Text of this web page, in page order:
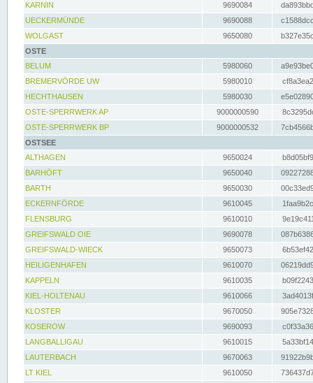
KARNIN
9690084
UECKERMÜNDE
9690088
WOLGAST
9650080
OSTE
BELUM
5980060
BREMERVÖRDE UW
5980010
HECHTHAUSEN
5980030
OSTE-SPERRWERK AP
9000000590
OSTE-SPERRWERK BP
9000000532
OSTSEE
ALTHAGEN
9650024
BARHÖFT
9650040
BARTH
9650030
ECKERNFÖRDE
9610045
FLENSBURG
9610010
GREIFSWALD OIE
9690078
GREIFSWALD-WIECK
9650073
HEILIGENHAFEN
9610070
KAPPELN
9610035
KIEL-HOLTENAU
9610066
KLOSTER
9670050
KOSEROW
9690093
LANGBALLIGAU
9610015
LAUTERBACH
9670063
LT KIEL
9610050